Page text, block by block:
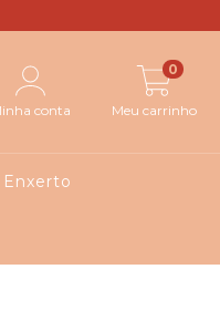
conta Meu carrinho
0